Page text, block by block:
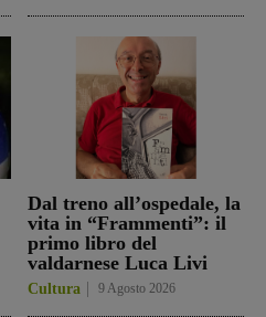
Dal treno all’ospedale, la
vita in “Frammenti”: il
primo libro del
valdarnese Luca Livi
Cultura 9 Agosto 2026